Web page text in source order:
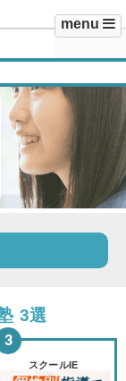
menu
3選
スクールIE